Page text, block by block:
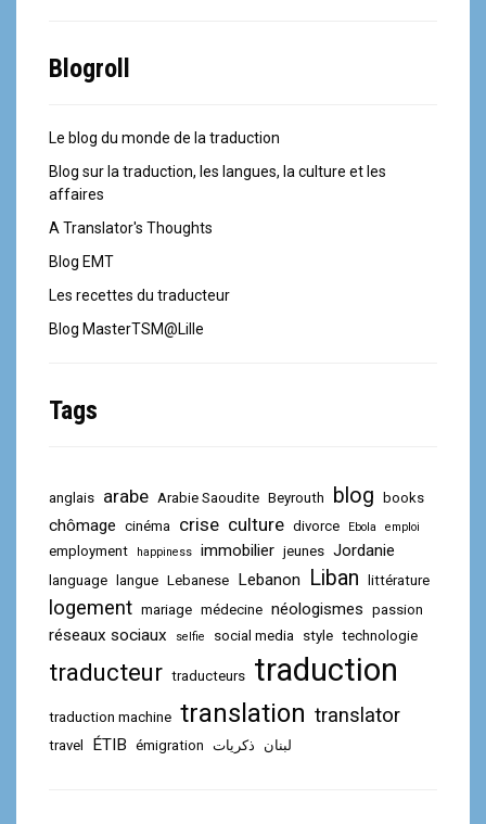
Blogroll
Le blog du monde de la traduction
Blog sur la traduction, les langues, la culture et les
affaires
A Translator's Thoughts
Blog EMT
Les recettes du traducteur
Blog MasterTSM@Lille
Tags
anglais arabe Arabie Saoudite Beyrouth blog books
chômage cinéma crise culture divorce Ebola emploi
employment happiness immobilier jeunes Jordanie
language langue Lebanese Lebanon Liban littérature
logement mariage médecine néologismes passion
réseaux sociaux selfie social media style technologie
traducteur traducteurs traduction
traduction machine translation translator
travel ÉTIB émigration ذكريات لبنان